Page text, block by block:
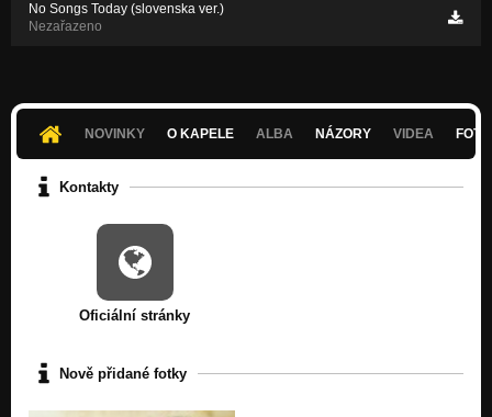
No Songs Today (slovenska ver.)
Nezařazeno
NOVINKY O KAPELE ALBA NÁZORY VIDEA
Kontakty
Oficiální stránky
Nově přidané fotky